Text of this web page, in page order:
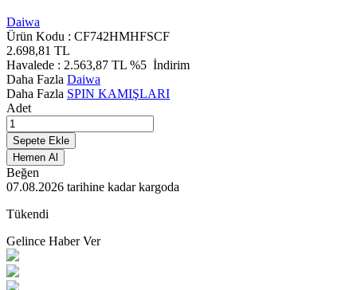
Daiwa
Ürün Kodu : CF742HMHFSCF
2.698,81 TL
Havalede : 2.563,87 TL %5 İndirim
Daha Fazla Daiwa
Daha Fazla SPIN KAMIŞLARI
Adet
Sepete Ekle
Hemen Al
Beğen
07.08.2026 tarihine kadar kargoda
Tükendi
Gelince Haber Ver